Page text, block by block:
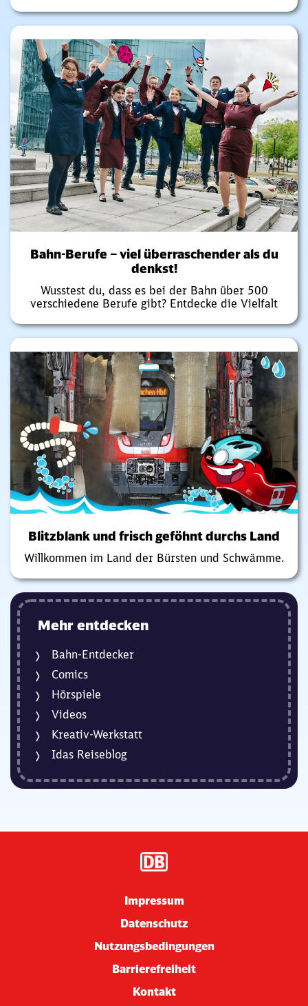
Bahn-Berufe – viel überraschender als du
denkst!
Wusstest du, dass es bei der Bahn über 500
verschiedene Berufe gibt? Entdecke die Vielfalt
Blitzblank und frisch geföhnt durchs Land
Willkommen im Land der Bürsten und Schwämme.
Mehr entdecken
Bahn-Entdecker
Comics
Hörspiele
Videos
Kreativ-Werkstatt
Idas Reiseblog
Impressum
Datenschutz
Nutzungsbedingungen
Barrierefreiheit
Kontakt